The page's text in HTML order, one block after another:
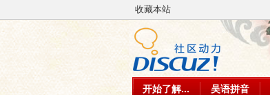
收藏本站
开始了解... 吴语拼音